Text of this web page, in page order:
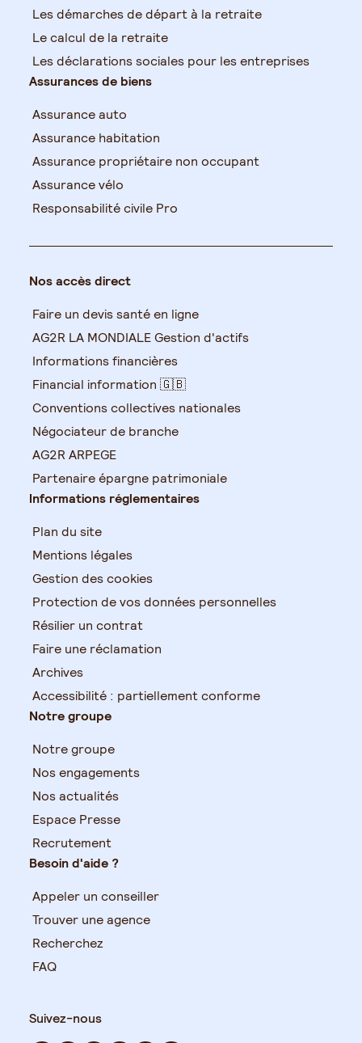
Les démarches de départ à la retraite
Le calcul de la retraite
Les déclarations sociales pour les entreprises
Assurances de biens
Assurance auto
Assurance habitation
Assurance propriétaire non occupant
Assurance vélo
Responsabilité civile Pro
Nos accès direct
Faire un devis santé en ligne
AG2R LA MONDIALE Gestion d'actifs
Informations financières
Financial information 🇬🇧
Conventions collectives nationales
Négociateur de branche
AG2R ARPEGE
Partenaire épargne patrimoniale
Informations réglementaires
Plan du site
Mentions légales
Gestion des cookies
Protection de vos données personnelles
Résilier un contrat
Faire une réclamation
Archives
Accessibilité : partiellement conforme
Notre groupe
Notre groupe
Nos engagements
Nos actualités
Espace Presse
Recrutement
Besoin d'aide ?
Appeler un conseiller
Trouver une agence
Recherchez
FAQ
Suivez-nous